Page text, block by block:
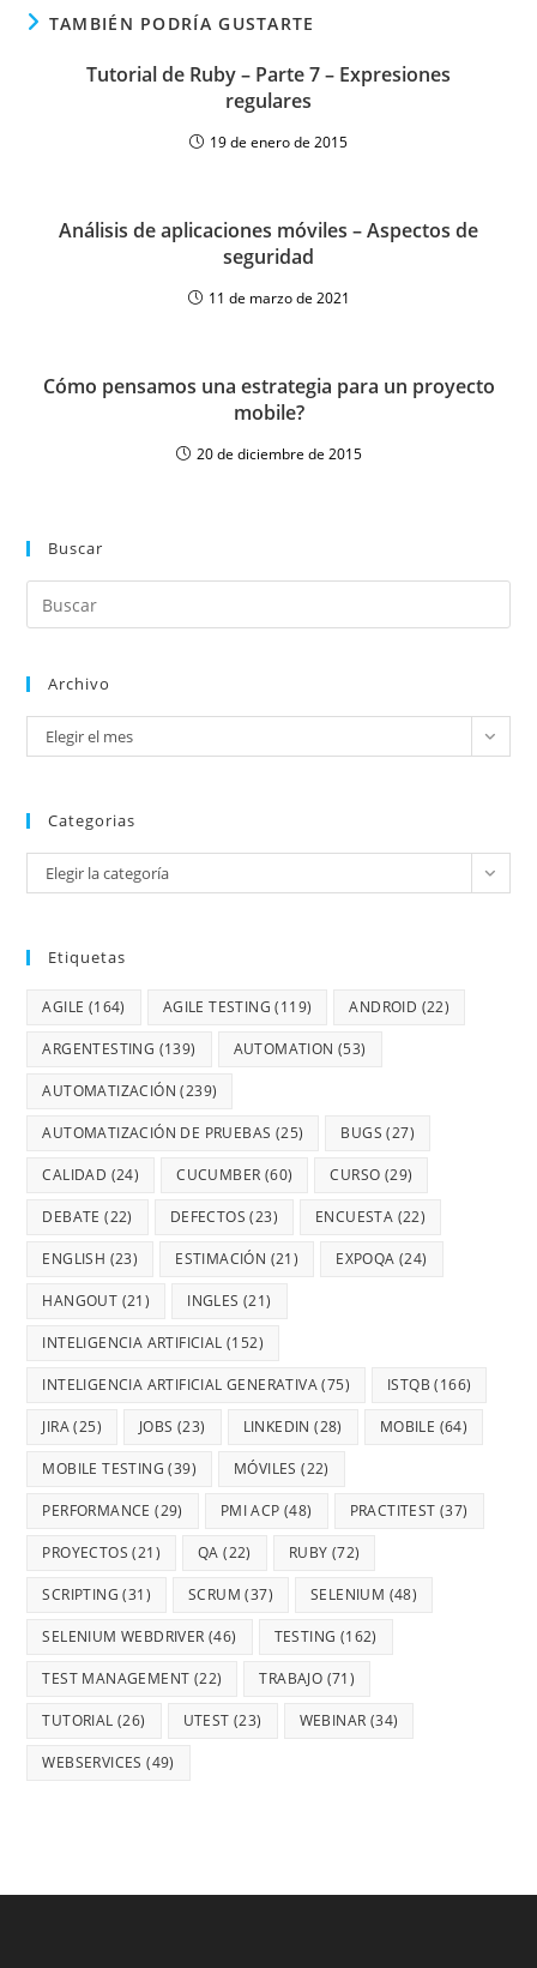
TAMBIÉN PODRÍA GUSTARTE
Tutorial de Ruby – Parte 7 – Expresiones
regulares
19 de enero de 2015
Análisis de aplicaciones móviles – Aspectos de
seguridad
11 de marzo de 2021
Cómo pensamos una estrategia para un proyecto
mobile?
20 de diciembre de 2015
Buscar
Archivo
Elegir el mes
Categorias
Elegir la categoría
Etiquetas
AGILE (164) AGILE TESTING (119) ANDROID (22)
ARGENTESTING (139) AUTOMATION (53)
AUTOMATIZACIÓN (239)
AUTOMATIZACIÓN DE PRUEBAS (25) BUGS (27)
CALIDAD (24) CUCUMBER (60) CURSO (29)
DEBATE (22) DEFECTOS (23) ENCUESTA (22)
ENGLISH (23) ESTIMACIÓN (21) EXPOQA (24)
HANGOUT (21) INGLES (21)
INTELIGENCIA ARTIFICIAL (152)
INTELIGENCIA ARTIFICIAL GENERATIVA(75) ISTQB (166)
JIRA(25) JOBS (23) LINKEDIN (28) MOBILE (64)
MOBILE TESTING (39) MÓVILES (22)
PERFORMANCE (29) PMI ACP (48) PRACTITEST (37)
PROYECTOS (21) QA (22) RUBY (72)
SCRIPTING (31) SCRUM (37) SELENIUM (48)
SELENIUM WEBDRIVER (46) TESTING (162)
TEST MANAGEMENT (22) TRABAJO (71)
TUTORIAL (26) UTEST (23) WEBINAR (34)
WEBSERVICES (49)